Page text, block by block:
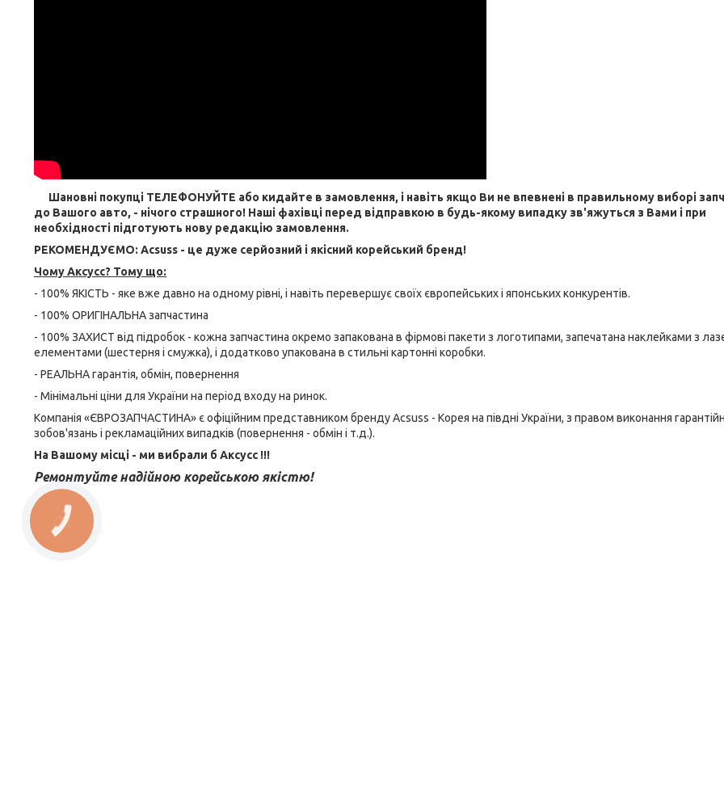
Шановні покупці ТЕЛЕФОНУЙТЕ або кидайте в замовлення, і навіть якщо Ви не впевнені в правильному виборі
до Вашого авто, - нічого страшного! Наші фахівці перед відправкою в будь-якому випадку зв'яжуться з Вами і при
необхідності підготують нову редакцію замовлення.
РЕКОМЕНДУЄМО: Acsuss - це дуже серйозний і якісний корейський бренд!
Чому Aксусс? Тому що:
- 100% ЯКІСТЬ - яке вже давно на одному рівні, і навіть перевершує своїх європейських і японських конкурентів.
- 100% ОРИГІНАЛЬНА запчастина
- 100% ЗАХИСТ від підробок - кожна запчастина окремо запакована в фірмові пакети з логотипами, запечатана наклейками з
елементами (шестерня і смужка), і додатково упакована в стильні картонні коробки.
- РЕАЛЬНА гарантія, обмін, повернення
- Мінімальні ціни для України на період входу на ринок.
Компанія «ЄВРОЗАПЧАСТИНА» є офіційним представником бренду Acsuss - Корея на півдні України, з правом виконання
зобов'язань і рекламаційних випадків (повернення - обмін і т.д.).
На Вашому місці - ми вибрали б Aксусс !!!
Ремонтуйте надійною корейською якістю!